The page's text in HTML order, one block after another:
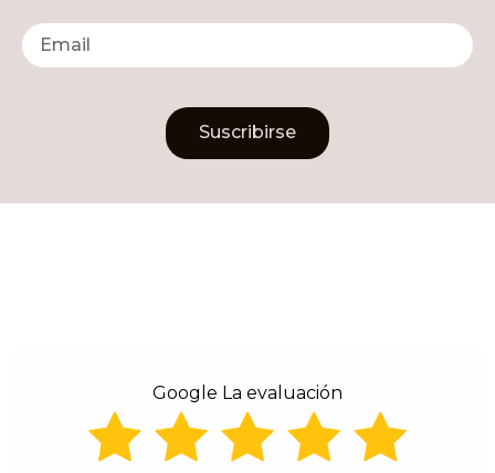
Suscribirse
Google La evaluación